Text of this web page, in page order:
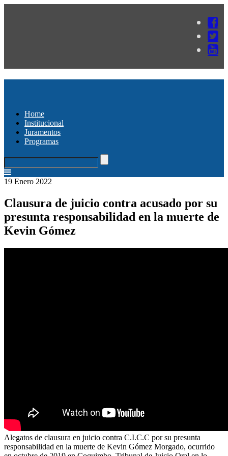
Home
Institucional
Juramentos
Programas
19 Enero 2022
Clausura de juicio contra acusado por su
presunta responsabilidad en la muerte de
Kevin Gómez
Alegatos de clausura en juicio contra C.I.C.C por su presunta
responsabilidad en la muerte de Kevin Gómez Morgado, ocurrido